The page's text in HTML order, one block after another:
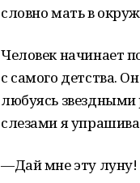
словно мать в
Человек начинает
с самого детства.
любуясь
слезами я
—Дай мне эту луну!